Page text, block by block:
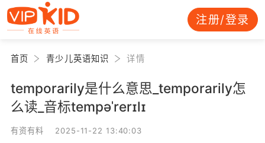
注册/登录
首页 青少儿英语知识 详情
temporarily是什么意思_temporarily怎
么读_音标tempəˈrerɪlɪ
有资有料 2025-11-22 13:40:03